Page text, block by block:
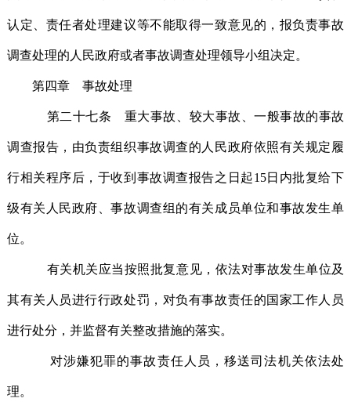
认定、责任者处理建议等不能取得一致意见的，报负责事故
调查处理的人民政府或者事故调查处理领导小组决定。
第四章 事故处理
第二十七条 重大事故、较大事故、一般事故的事故
调查报告，由负责组织事故调查的人民政府依照有关规定履
行相关程序后，于收到事故调查报告之日起15日内批复给下
级有关人民政府、事故调查组的有关成员单位和事故发生单
位。
有关机关应当按照批复意见，依法对事故发生单位及
其有关人员进行行政处罚，对负有事故责任的国家工作人员
进行处分，并监督有关整改措施的落实。
对涉嫌犯罪的事故责任人员，移送司法机关依法处
理。